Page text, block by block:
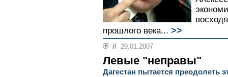
прошлого века... >>
// 29.01.2007
Левые "неправы"
Дагестан пытается преодолеть